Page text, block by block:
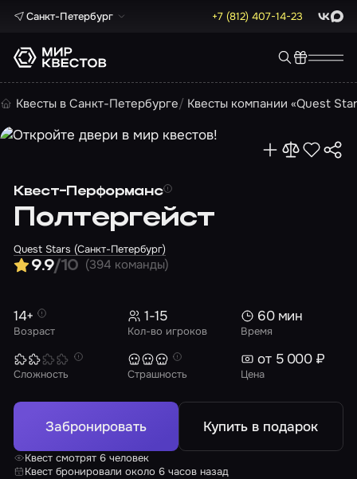
Санкт-Петербург +7 (812) 407-14-23 Max
Квесты в Санкт-Петербурге Квесты компании «Quest
Квест-Перформанс
Полтергейст
Quest Stars (Санкт-Петербург)
9.9/10 (394 команды)
Возраст
14+
Кол-во игроков
1-15
Время
60 мин
Сложность Страшность Цена
от 5 000 ₽
Забронировать Купить в подарок
Квест смотрят 6 человек
Квест бронировали около 6 часов назад